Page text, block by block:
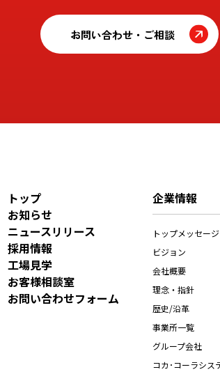
お問い合わせ・ご相談
トップ
お知らせ
ニュースリリース
採用情報
工場見学
お客様相談室
お問い合わせフォーム
企業情報
トップメッセージ
ビジョン
会社概要
理念・指針
歴史/沿革
事業所一覧
グループ会社
コカ･コーラシス